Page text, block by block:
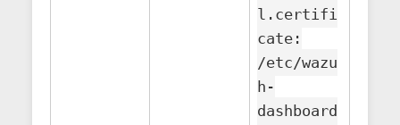
l.certifi
cate:
/etc/wazu
h-
dashboard